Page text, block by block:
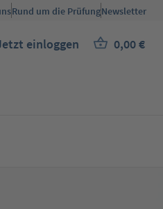
Rund um die PrüfungNewsletter
auf dem Merkzettel
einloggen 0,00 €